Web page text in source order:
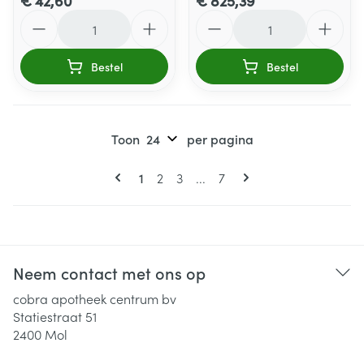
Bestel Bestel
Pagina's
U lees momenteel pagina
1 Pagina
2 Pagina
3 ... Pagina
7
Toon per pagina
Neem contact met ons op
cobra apotheek centrum bv
Statiestraat 51
2400 Mol